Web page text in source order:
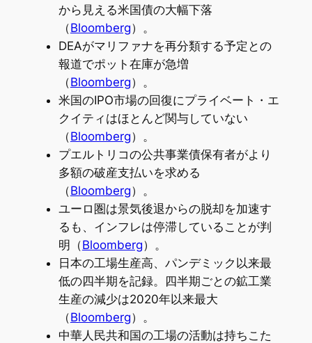
から見える米国債の大幅下落
（Bloomberg）。
DEAがマリファナを再分類する予定との
報道でポット在庫が急増
（Bloomberg）。
米国のIPO市場の回復にプライベート・エ
クイティはほとんど関与していない
（Bloomberg）。
プエルトリコの公共事業債保有者がより
多額の破産支払いを求める
（Bloomberg）。
ユーロ圏は景気後退からの脱却を加速す
るも、インフレは停滞していることが判
明（Bloomberg）。
日本の工場生産高、パンデミック以来最
低の四半期を記録。四半期ごとの鉱工業
生産の減少は2020年以来最大
（Bloomberg）。
中華人民共和国の工場の活動は持ちこた